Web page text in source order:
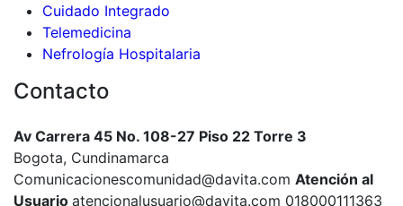
Cuidado Integrado
Telemedicina
Nefrología Hospitalaria
Contacto
Av Carrera 45 No. 108-27 Piso 22 Torre 3
Bogota, Cundinamarca
Comunicacionescomunidad@davita.com Atención al
Usuario atencionalusuario@davita.com 018000111363